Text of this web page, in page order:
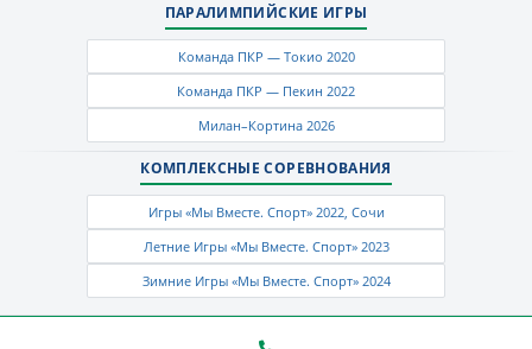
ПАРАЛИМПИЙСКИЕ ИГРЫ
Команда ПКР — Токио 2020
Команда ПКР — Пекин 2022
Милан–Кортина 2026
КОМПЛЕКСНЫЕ СОРЕВНОВАНИЯ
Игры «Мы Вместе. Спорт» 2022, Сочи
Летние Игры «Мы Вместе. Спорт» 2023
Зимние Игры «Мы Вместе. Спорт» 2024